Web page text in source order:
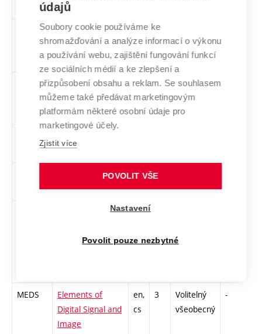
psychologie
XMW4
Podnikové
technologie
Microsoft
cs 5
všeobecný
Podvojné
účetnictví
cs 4
Volitelný
všeobecný
.NET a C#
cs 2
všeobecný
Advanced Radio
Systems and
en,
MEDS
Elements of
Digital Signal and
Image
en,
cs
3
Volitelný
všeobecný
-
údajů
Soubory cookie používáme ke
shromažďování a analýze informací o výkonu
a používání webu, zajištění fungování funkcí
ze sociálních médií a ke zlepšení a
přizpůsobení obsahu a reklam. Se souhlasem
můžeme také předávat marketingovým
platformám některé osobní údaje pro
marketingové účely.
Zjistit více
POVOLIT VŠE
Nastavení
Povolit pouze nezbytné